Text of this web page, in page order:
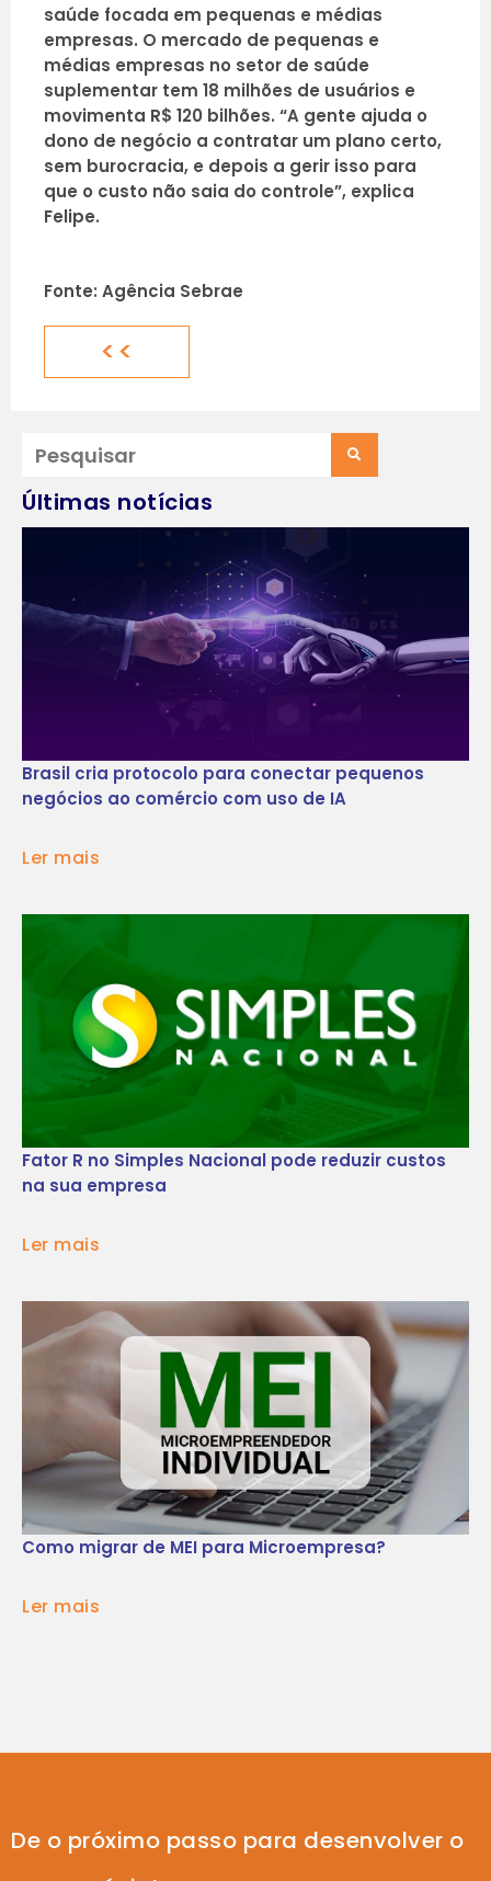
saúde focada em pequenas e médias
empresas. O mercado de pequenas e
médias empresas no setor de saúde
suplementar tem 18 milhões de usuários e
movimenta R$ 120 bilhões. “A gente ajuda o
dono de negócio a contratar um plano certo,
sem burocracia, e depois a gerir isso para
que o custo não saia do controle”, explica
Felipe.
Fonte: Agência Sebrae
<<
Últimas notícias
Brasil cria protocolo para conectar pequenos
negócios ao comércio com uso de IA
Ler mais
Fator R no Simples Nacional pode reduzir custos
na sua empresa
Ler mais
Como migrar de MEI para Microempresa?
Ler mais
De o próximo passo para desenvolver o